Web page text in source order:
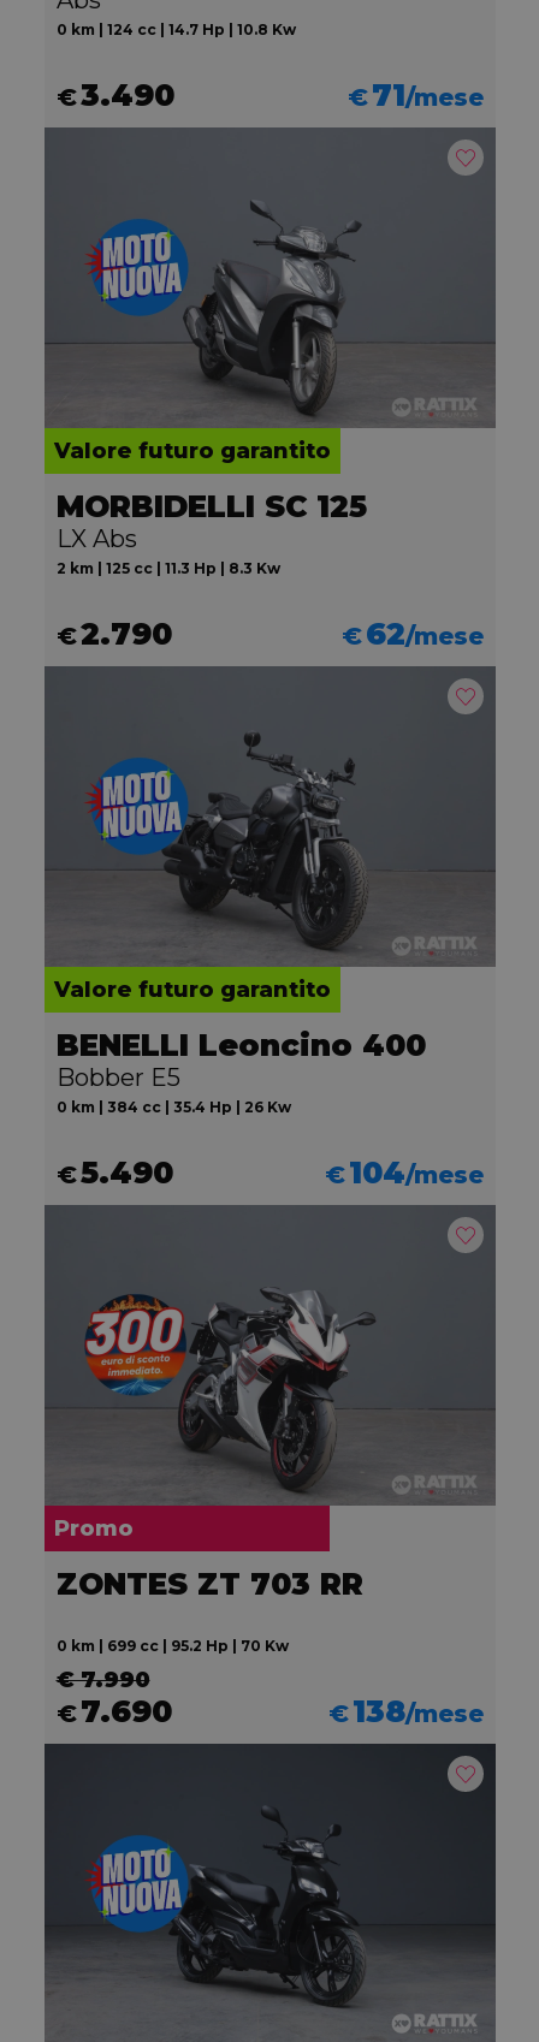
0 km | 124 cc | 14.7 Hp | 10.8 Kw
€3.490 €71/mese
Valore futuro garantito
MORBIDELLI SC 125
LX Abs
2 km | 125 cc | 11.3 Hp | 8.3 Kw
€2.790 €62/mese
Valore futuro garantito
BENELLI Leoncino 400
Bobber E5
0 km | 384 cc | 35.4 Hp | 26 Kw
€5.490 €104/mese
Promo
ZONTES ZT 703 RR
0 km | 699 cc | 95.2 Hp | 70 Kw
€ 7.990
€7.690 €138/mese